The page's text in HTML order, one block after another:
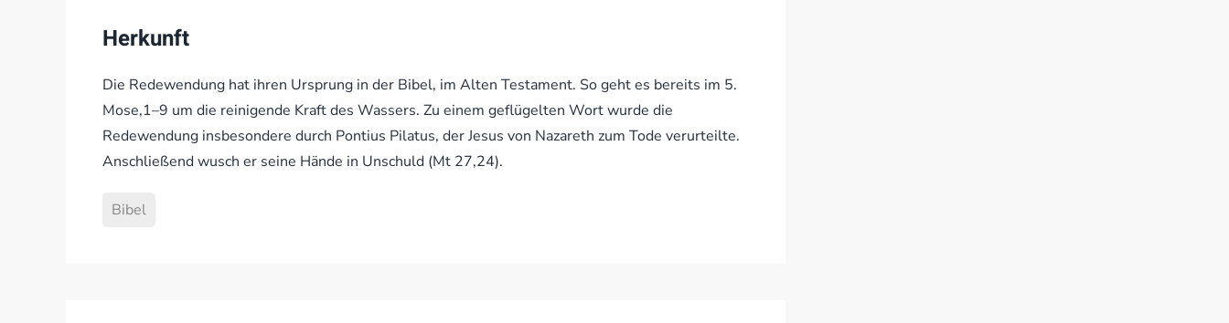
Herkunft
Die Redewendung hat ihren Ursprung in der Bibel, im Alten Testament. So geht es bereits im 5.
Mose,1–9 um die reinigende Kraft des Wassers. Zu einem geflügelten Wort wurde die
Redewendung insbesondere durch Pontius Pilatus, der Jesus von Nazareth zum Tode verurteilte.
Anschließend wusch er seine Hände in Unschuld (Mt 27,24).
Bibel